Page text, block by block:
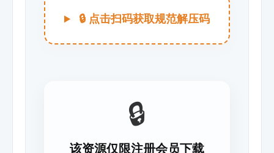
🔒 点击扫码获取规范解压码
🔒
该资源仅限注册会员下载